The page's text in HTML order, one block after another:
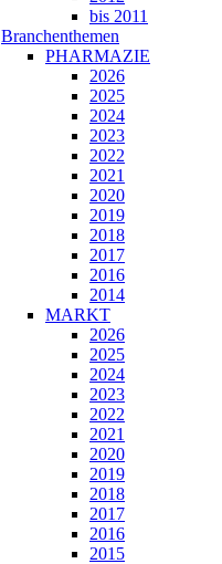
bis 2011
Branchenthemen
PHARMAZIE
2026
2025
2024
2023
2022
2021
2020
2019
2018
2017
2016
2014
MARKT
2026
2025
2024
2023
2022
2021
2020
2019
2018
2017
2016
2015